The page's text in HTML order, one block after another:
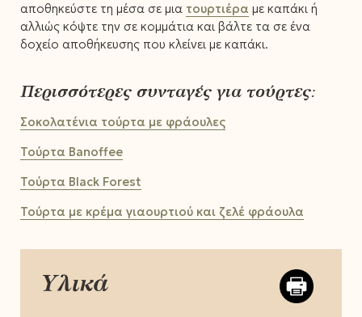
αποθηκεύστε τη μέσα σε μια τουρτιέρα με καπάκι ή
αλλιώς κόψτε την σε κομμάτια και βάλτε τα σε ένα
δοχείο αποθήκευσης που κλείνει με καπάκι.
Περισσότερες συνταγές για τούρτες:
Σοκολατένια τούρτα με φράουλες
Τούρτα Banoffee
Τούρτα Black Forest
Τούρτα με κρέμα γιαουρτιού και ζελέ φράουλα
Υλικά